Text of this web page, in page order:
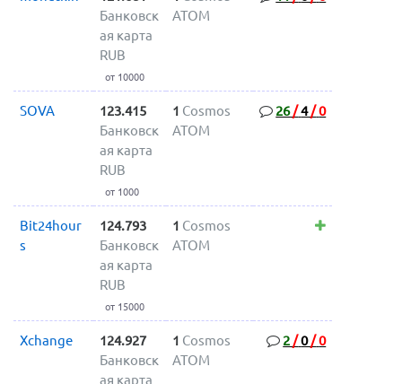
Банковск
ая карта
RUB
от 10000
ATOM
SOVA
123.415
Банковск
ая карта
RUB
от 1000
1 Cosmos
ATOM
26/4/0
Bit24hour
s
124.793
Банковск
ая карта
RUB
от 15000
1 Cosmos
ATOM
Xchange
124.927
Банковск
ая карта
1 Cosmos
ATOM
2 /0/0